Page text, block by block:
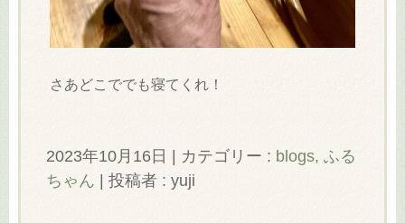
さあどこででも寝てくれ！
2023年10月16日 | カテゴリー : blogs, ふる
ちゃん |投稿者 : yuji